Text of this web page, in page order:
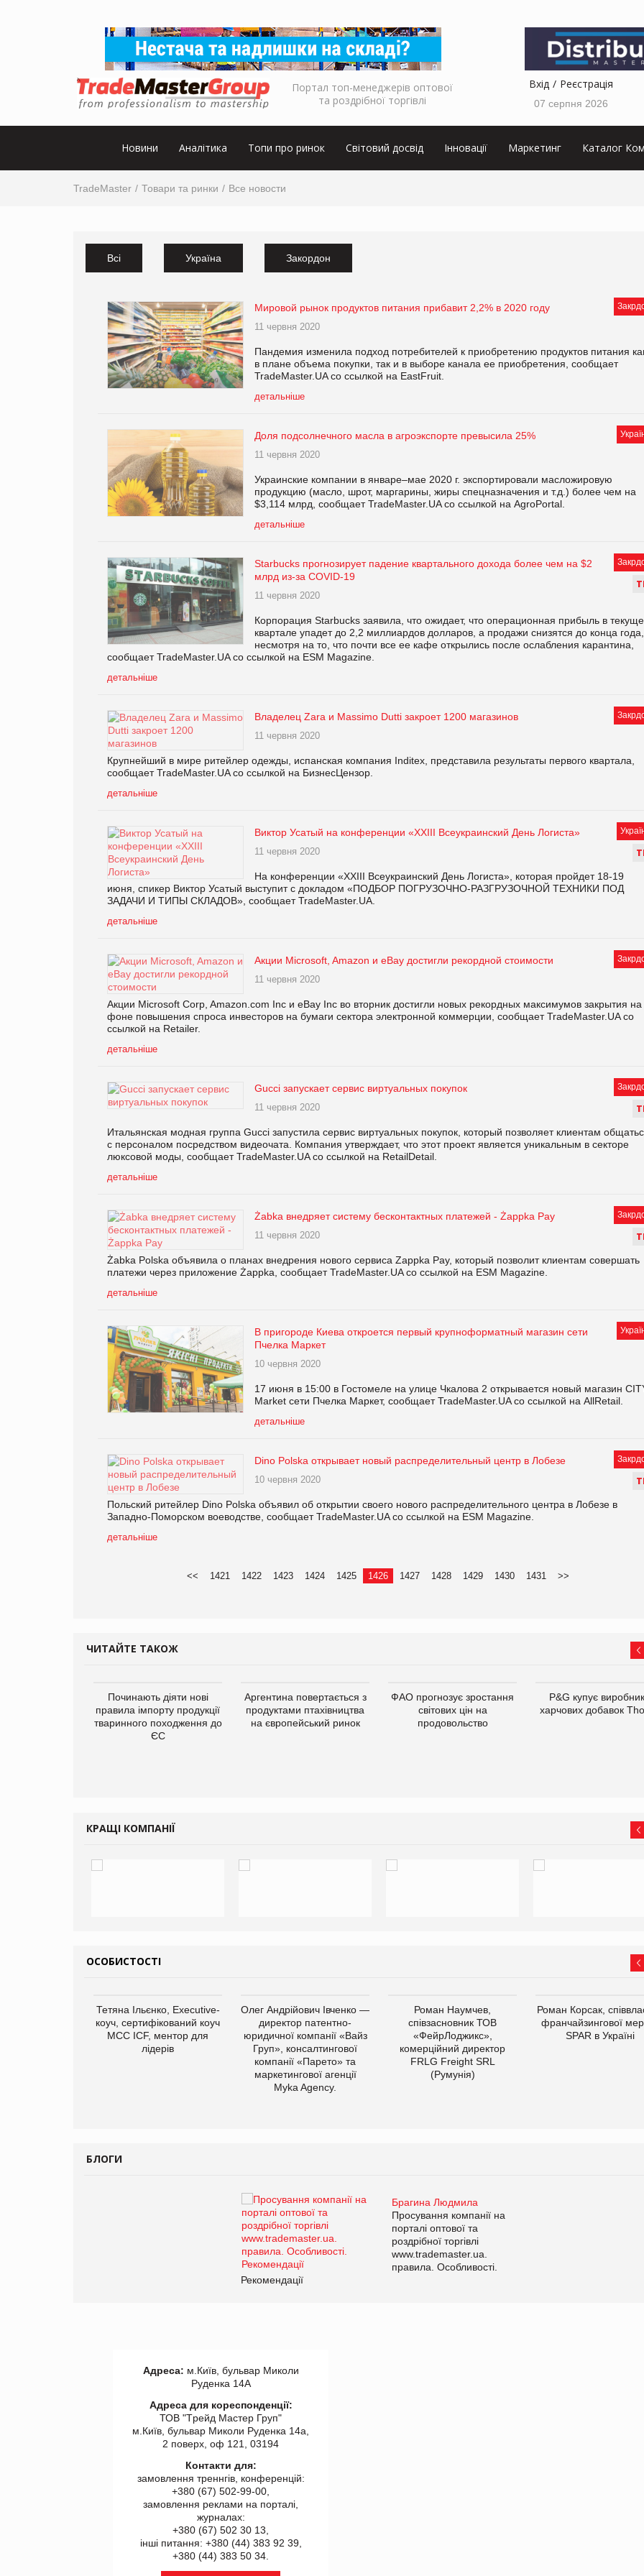
Портал топ-менеджерів оптової
та роздрібної торгівлі
Вхід Реєстрація
07 серпня 2026
Новини Аналітика Топи про ринок Світовий досвід Інновації Маркетинг Каталог
TradeMaster Товари та ринки Все новости
Всі Україна Закордон
Мировой рынок продуктов питания прибавит 2,2% в 2020 году
11 червня 2020
Пандемия изменила подход потребителей к приобретению продуктов питания
в плане объема покупки, так и в выборе канала ее приобретения, сообщает
TradeMaster.UA со ссылкой на EastFruit.
детальніше
Доля подсолнечного масла в агроэкспорте превысила 25%
11 червня 2020
Украинские компании в январе–мае 2020 г. экспортировали масложировую
продукцию (масло, шрот, маргарины, жиры спецназначения и т.д.) более чем на
$3,114 млрд, сообщает TradeMaster.UA со ссылкой на AgroPortal.
детальніше
Т
Starbucks прогнозирует падение квартального дохода более чем на $2
млрд из-за COVID-19
11 червня 2020
Корпорация Starbucks заявила, что ожидает, что операционная прибыль в
квартале упадет до 2,2 миллиардов долларов, а продажи снизятся до конца года,
несмотря на то, что почти все ее кафе открылись после ослабления карантина,
сообщает TradeMaster.UA со ссылкой на ESM Magazine.
детальніше
Владелец Zara и Massimo Dutti закроет 1200 магазинов
11 червня 2020
Крупнейший в мире ритейлер одежды, испанская компания Inditex, представила результаты первого квартала,
сообщает TradeMaster.UA со ссылкой на БизнесЦензор.
детальніше
Т
Виктор Усатый на конференции «XXIII Всеукраинский День Логиста»
11 червня 2020
На конференции «XXIII Всеукраинский День Логиста», которая пройдет 18-19
июня, спикер Виктор Усатый выступит с докладом «ПОДБОР ПОГРУЗОЧНО-РАЗГРУЗОЧНОЙ ТЕХНИКИ ПОД
ЗАДАЧИ И ТИПЫ СКЛАДОВ», сообщает TradeMaster.UA.
детальніше
Акции Microsoft, Amazon и eBay достигли рекордной стоимости
11 червня 2020
Акции Microsoft Corp, Amazon.com Inc и eBay Inc во вторник достигли новых рекордных максимумов закрытия на
фоне повышения спроса инвесторов на бумаги сектора электронной коммерции, сообщает TradeMaster.UA со
ссылкой на Retailer.
детальніше
Т
Gucci запускает сервис виртуальных покупок
11 червня 2020
Итальянская модная группа Gucci запустила сервис виртуальных покупок, который позволяет клиентам
с персоналом посредством видеочата. Компания утверждает, что этот проект является уникальным в секторе
люксовой моды, сообщает TradeMaster.UA со ссылкой на RetailDetail.
детальніше
Т
Żabka внедряет систему бесконтактных платежей - Żappka Pay
11 червня 2020
Żabka Polska объявила о планах внедрения нового сервиса Zappka Pay, который позволит клиентам совершать
платежи через приложение Żappka, сообщает TradeMaster.UA со ссылкой на ESM Magazine.
детальніше
В пригороде Киева откроется первый крупноформатный магазин сети
Пчелка Маркет
10 червня 2020
17 июня в 15:00 в Гостомеле на улице Чкалова 2 открывается новый магазин
Market сети Пчелка Маркет, сообщает TradeMaster.UA со ссылкой на AllRetail.
детальніше
Т
Dino Polska открывает новый распределительный центр в Лобезе
10 червня 2020
Польский ритейлер Dino Polska объявил об открытии своего нового распределительного центра в Лобезе в
Западно-Поморском воеводстве, сообщает TradeMaster.UA со ссылкой на ESM Magazine.
детальніше
<< 1421 1422 1423 1424 1425 1426 1427 1428 1429 1430 1431 >>
ЧИТАЙТЕ ТАКОЖ
Починають діяти нові
правила імпорту продукції
тваринного походження до
ЄС
Аргентина повертається з
продуктами птахівництва
на європейський ринок
ФАО прогнозує зростання
світових цін на
продовольство
P&G купує
харчових добавок
КРАЩІ КОМПАНІЇ
ОСОБИСТОСТІ
Тетяна Ільєнко, Executive-
коуч, сертифікований коуч
МСС ICF, ментор для
лідерів
Олег Андрійович Івченко —
директор патентно-
юридичної компанії «Вайз
Груп», консалтингової
компанії «Парето» та
маркетингової агенції
Myka Agency.
Роман Наумчев,
співзасновник ТОВ
«ФейрЛоджикс»,
комерційний директор
FRLG Freight SRL
(Румунія)
Роман Корсак,
франчайзингової
SPAR в Україні
БЛОГИ
Брагина Людмила
Просування компанії на
порталі оптової та
роздрібної торгівлі
www.trademaster.ua.
правила. Особливості.
Рекомендації
Адреса: м.Київ, бульвар Миколи
Руденка 14А
Адреса для кореспонденції:
ТОВ "Tрейд Мастер Груп"
м.Київ, бульвар Миколи Руденка 14а,
2 поверх, оф 121, 03194
Контакти для:
замовлення треннгів, конференцій:
+380 (67) 502-99-00,
замовлення реклами на порталі,
журналах:
+380 (67) 502 30 13,
інші питання: +380 (44) 383 92 39,
+380 (44) 383 50 34.